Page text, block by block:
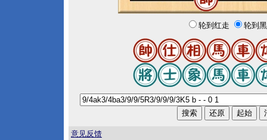
轮到红走 轮到
意见反馈